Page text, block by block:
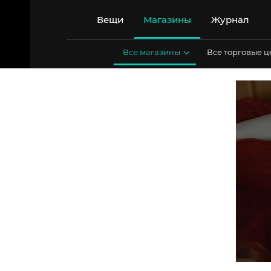
Вещи Магазины Журнал
Все магазины Все торговые